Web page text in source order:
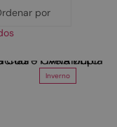
por
Inverno